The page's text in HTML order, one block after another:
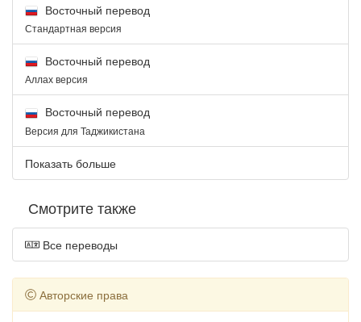
Восточный перевод
Стандартная версия
Восточный перевод
Аллах версия
Восточный перевод
Версия для Таджикистана
Показать больше
Смотрите также
Все переводы
Авторские права